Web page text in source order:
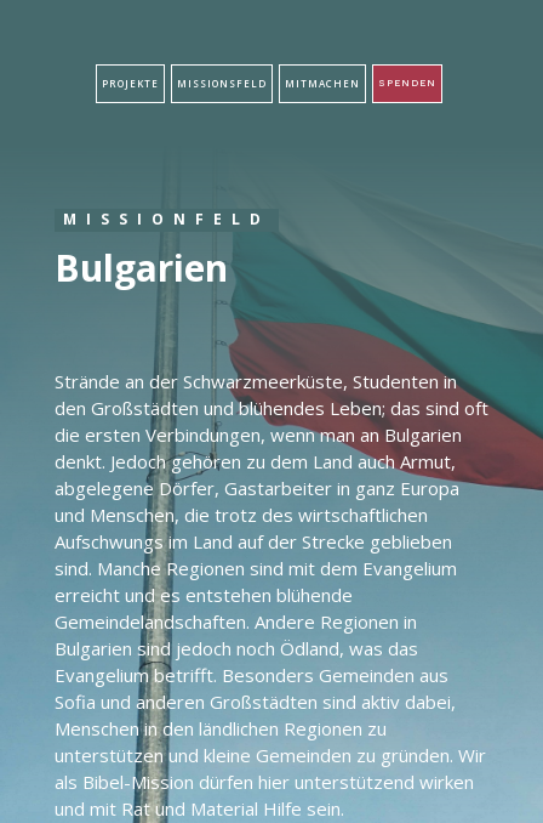
PROJEKTE MISSIONSFELD MITMACHEN SPENDEN
MISSIONFELD
Bulgarien
Strände an der Schwarzmeerküste, Studenten in
den Großstädten und blühendes Leben; das sind oft
die ersten Verbindungen, wenn man an Bulgarien
denkt. Jedoch gehören zu dem Land auch Armut,
abgelegene Dörfer, Gastarbeiter in ganz Europa
und Menschen, die trotz des wirtschaftlichen
Aufschwungs im Land auf der Strecke geblieben
sind. Manche Regionen sind mit dem Evangelium
erreicht und es entstehen blühende
Gemeindelandschaften. Andere Regionen in
Bulgarien sind jedoch noch Ödland, was das
Evangelium betrifft. Besonders Gemeinden aus
Sofia und anderen Großstädten sind aktiv dabei,
Menschen in den ländlichen Regionen zu
unterstützen und kleine Gemeinden zu gründen. Wir
als Bibel-Mission dürfen hier unterstützend wirken
und mit Rat und Material Hilfe sein.